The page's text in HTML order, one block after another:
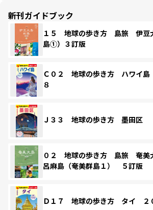
新刊ガイドブック
１５ 地球の歩き方 島旅 伊豆
島①）３訂版
Ｃ０２ 地球の歩き方 ハワイ島
８
Ｊ３３ 地球の歩き方 墨田区
０２ 地球の歩き方 島旅 奄
呂麻島（奄美群島１） ５訂版
Ｄ１７ 地球の歩き方 タイ ２